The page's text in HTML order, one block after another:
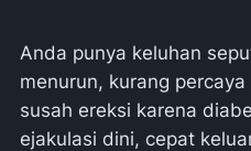
Anda punya keluhan
menurun, kurang
susah ereksi karena
ejakulasi dini, cepat